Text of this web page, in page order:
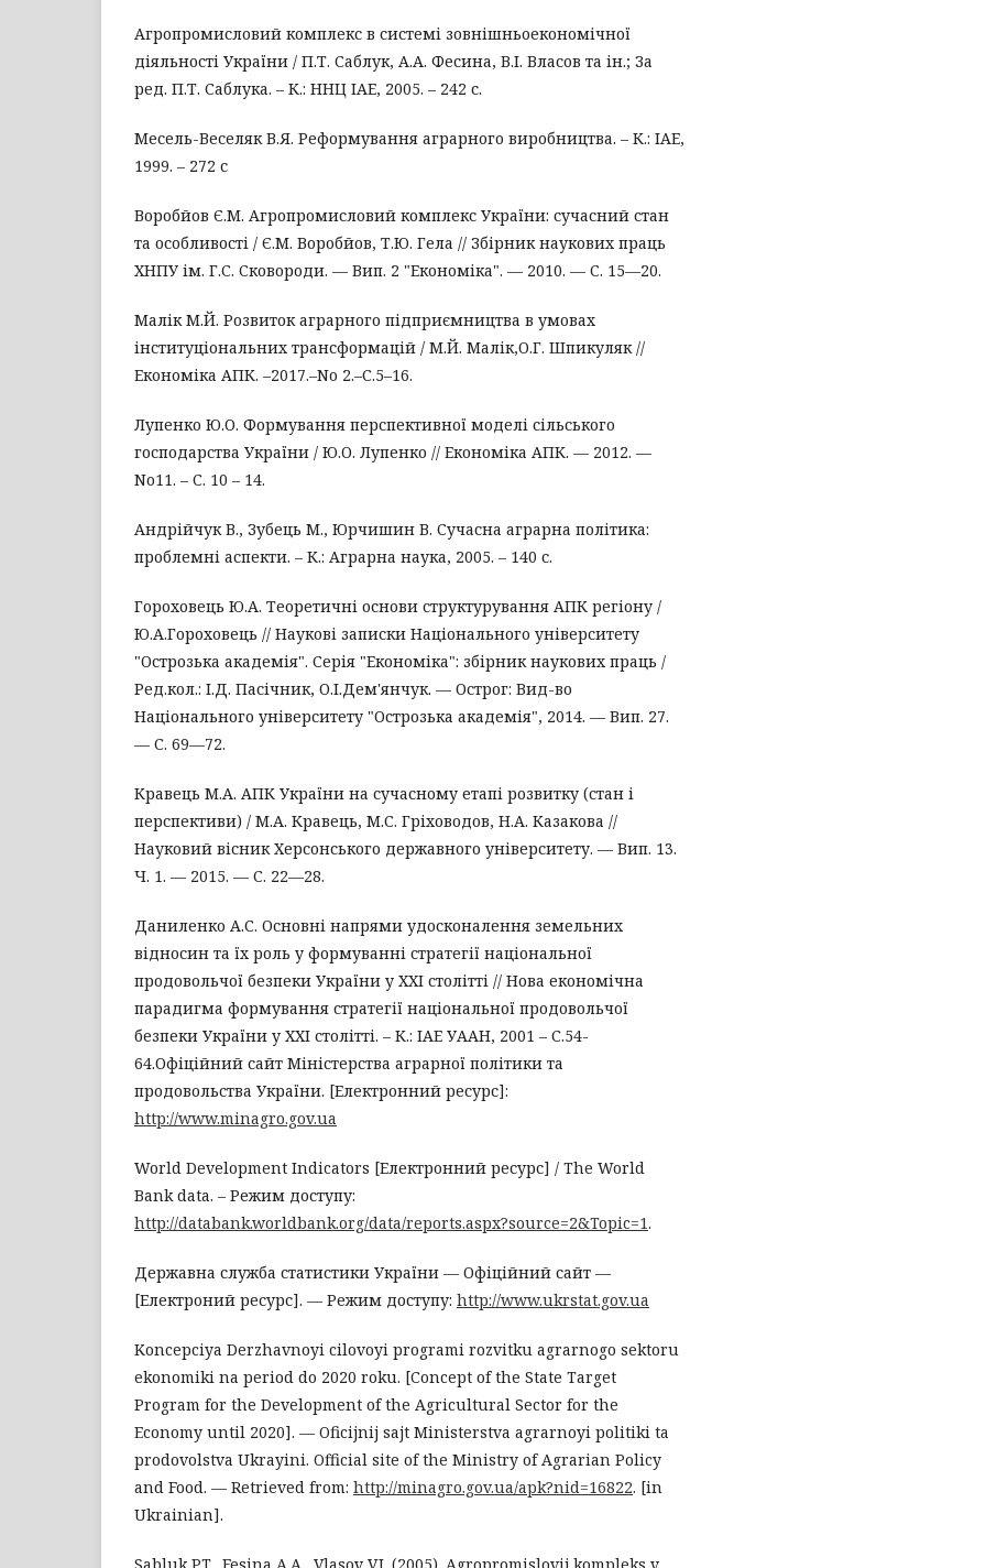
Агропромисловий комплекс в системі зовнішньоекономічної
діяльності України / П.Т. Саблук, А.А. Фесина, В.І. Власов та ін.; За
ред. П.Т. Саблука. – К.: ННЦ ІАЕ, 2005. – 242 с.
Месель-Веселяк В.Я. Реформування аграрного виробництва. – К.: ІАЕ,
1999. – 272 с
Воробйов Є.М. Агропромисловий комплекс України: сучасний стан
та особливості / Є.М. Воробйов, Т.Ю. Гела // Збірник наукових праць
ХНПУ ім. Г.С. Сковороди. — Вип. 2 "Економіка". — 2010. — С. 15—20.
Малік М.Й. Розвиток аграрного підприємництва в умовах
інституціональних трансформацій / М.Й. Малік,О.Г. Шпикуляк //
Економіка АПК. –2017.–No 2.–С.5–16.
Лупенко Ю.О. Формування перспективної моделі сільського
господарства України / Ю.О. Лупенко // Економіка АПК. — 2012. —
No11. – С. 10 – 14.
Андрійчук В., Зубець М., Юрчишин В. Сучасна аграрна політика:
проблемні аспекти. – К.: Аграрна наука, 2005. – 140 с.
Гороховець Ю.А. Теоретичні основи структурування АПК регіону /
Ю.А.Гороховець // Наукові записки Національного університету
"Острозька академія". Серія "Економіка": збірник наукових праць /
Ред.кол.: І.Д. Пасічник, О.І.Дем'янчук. — Острог: Вид-во
Національного університету "Острозька академія", 2014. — Вип. 27.
— С. 69—72.
Кравець М.А. АПК України на сучасному етапі розвитку (стан і
перспективи) / М.А. Кравець, М.С. Гріховодов, Н.А. Казакова //
Науковий вісник Херсонського державного університету. — Вип. 13.
Ч. 1. — 2015. — С. 22—28.
Даниленко А.С. Основні напрями удосконалення земельних
відносин та їх роль у формуванні стратегії національної
продовольчої безпеки України у ХХІ столітті // Нова економічна
парадигма формування стратегії національної продовольчої
безпеки України у ХХІ столітті. – К.: ІАЕ УААН, 2001 – С.54-
64.Офіційний сайт Міністерства аграрної політики та
продовольства України. [Електронний ресурс]:
http://www.minagro.gov.ua
World Development Indicators [Електронний ресурс] / The World
Bank data. – Режим доступу:
http://databank.worldbank.org/data/reports.aspx?source=2&Topic=1.
Державна служба статистики України — Офіційний сайт —
[Електроний ресурс]. — Режим доступу: http://www.ukrstat.gov.ua
Koncepciya Derzhavnoyi cilovoyi programi rozvitku agrarnogo sektoru
ekonomiki na period do 2020 roku. [Concept of the State Target
Program for the Development of the Agricultural Sector for the
Economy until 2020]. — Oficijnij sajt Ministerstva agrarnoyi politiki ta
prodovolstva Ukrayini. Official site of the Ministry of Agrarian Policy
and Food. — Retrieved from: http://minagro.gov.ua/apk?nid=16822. [in
Ukrainian].